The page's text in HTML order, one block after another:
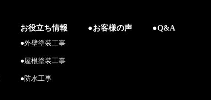
お役立ち情報
●外壁塗装工事
●屋根塗装工事
●防水工事
●お客様の声 ●Q&A